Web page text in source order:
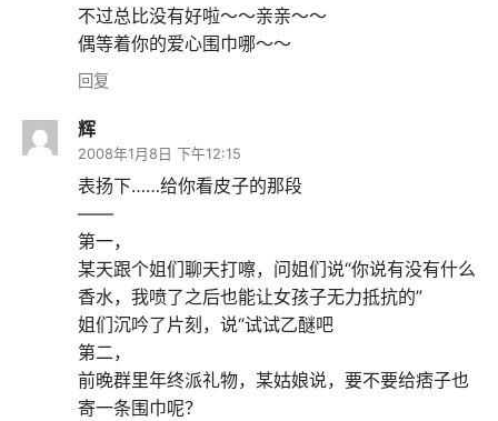
不过总比没有好啦～～亲亲～～
偶等着你的爱心围巾哪～～
回复
辉
2008年1月8日 下午12:15
表扬下……给你看皮子的那段
——
第一，
某天跟个姐们聊天打嚓，问姐们说“你说有没有什么
香水，我喷了之后也能让女孩子无力抵抗的”
姐们沉吟了片刻，说“试试乙醚吧
第二，
前晚群里年终派礼物，某姑娘说，要不要给痞子也
寄一条围巾呢？